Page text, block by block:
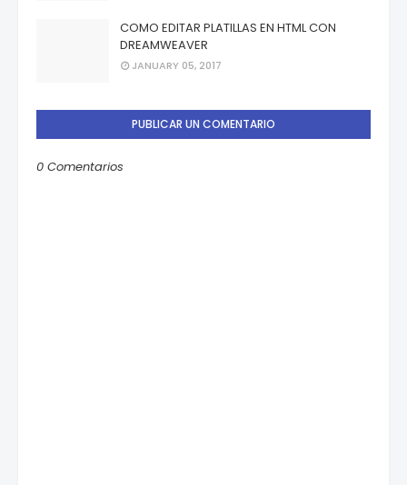
COMO EDITAR PLATILLAS EN HTML CON
DREAMWEAVER
JANUARY 05, 2017
PUBLICAR UN COMENTARIO
0 Comentarios